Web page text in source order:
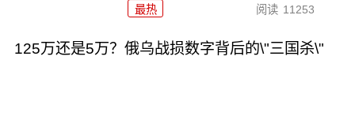
最热 阅读 11253
125万还是5万？俄乌战损数字背后的\"三国杀\"